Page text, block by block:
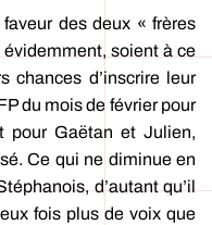
des deux « frères
évidemment, soient à ce
chances d’inscrire leur
du mois de février pour
pour Gaëtan et Julien,
Ce qui ne diminue en
d’autant qu’il
fois plus de voix que